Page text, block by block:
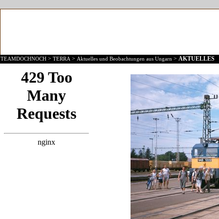
TEAMDOCHNOCH > TERRA > Aktuelles und Beobachtungen aus Ungarn > AKTUELLES